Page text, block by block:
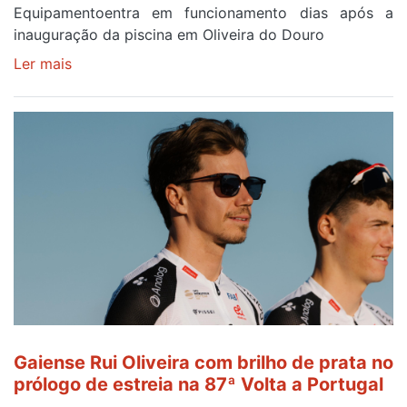
Equipamentoentra em funcionamento dias após a
inauguração da piscina em Oliveira do Douro
Ler mais
no
Gaiense Rui Oliveira com brilho de prata no
prólogo de estreia na 87ª Volta a Portugal